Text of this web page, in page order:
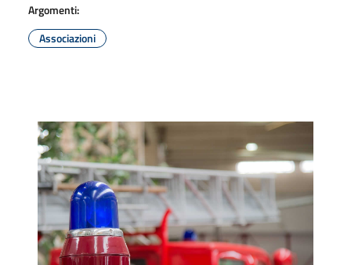
Argomenti:
Associazioni